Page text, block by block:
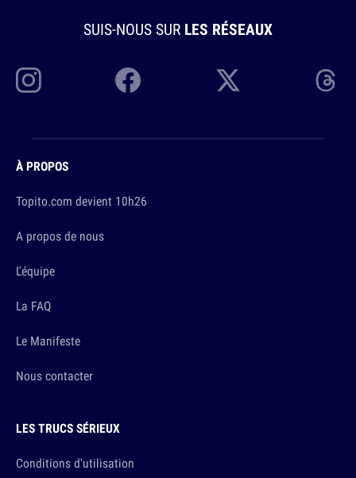
SUIS-NOUS SUR LES RÉSEAUX
À PROPOS
Topito.com devient 10h26
A propos de nous
L'équipe
La FAQ
Le Manifeste
Nous contacter
LES TRUCS SÉRIEUX
Conditions d'utilisation